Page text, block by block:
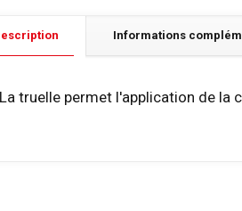
Informations
La truelle permet l'application de la